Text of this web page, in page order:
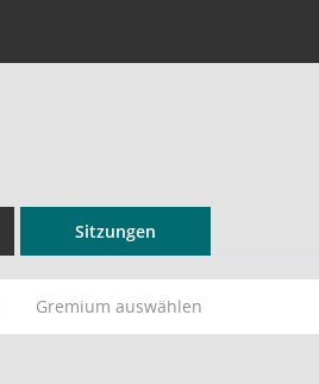
Sitzungen
Gremium auswählen